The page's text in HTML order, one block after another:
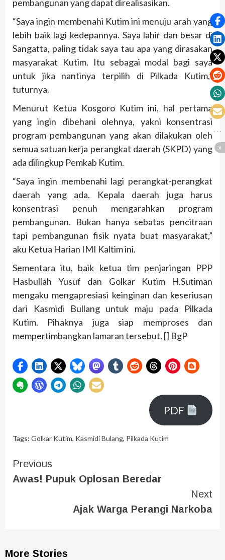
pembangunan yang dapat direalisasikan.
“Saya ingin membenahi Kutim ini menuju arah yang
lebih baik lagi kedepannya. Saya lahir dan besar di
Sangatta, paling tidak saya tau apa yang dirasakan
masyarakat Kutim. Itu sebagai modal bagi saya
untuk jika nantinya terpilih di Pilkada Kutim,”
tuturnya.
Menurut Ketua Kosgoro Kutim ini, hal pertama
yang ingin dibehani olehnya, yakni konsentrasi
program pembangunan yang akan dilakukan oleh
semua satuan kerja perangkat daerah (SKPD) yang
ada dilingkup Pemkab Kutim.
“Saya ingin membenahi lagi perangkat-perangkat
daerah yang ada. Kepala daerah juga harus
konsentrasi penuh mengarahkan program
pembangunan. Bukan hanya sebatas pencitraan
tapi pembangunan fisik nyata buat masyarakat,”
aku Ketua Harian IMI Kaltim ini.
Sementara itu, baik ketua tim penjaringan PPP
Hasbullah Yusuf dan Golkar Kutim H.Sutiman
mengaku mengapresiasi keinginan dan keseriusan
dari Kasmidi Bullang untuk maju pada Pilkada
Kutim. Pihaknya juga siap memproses dan
mempertimbangkan lamaran tersebut. [] BgP
PDF
Tags: Golkar Kutim, Kasmidi Bulang, Pilkada Kutim
Previous
Awas! Pupuk Oplosan Beredar
Next
Ajak Warga Perangi Narkoba
More Stories